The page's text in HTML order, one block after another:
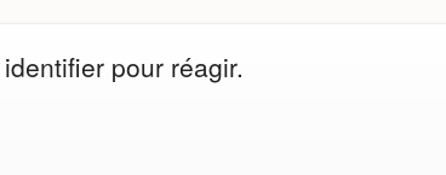
pour réagir.